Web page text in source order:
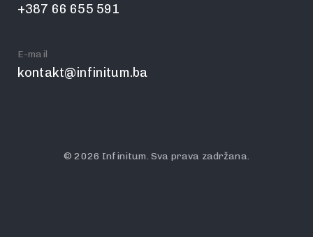
+387 66 655 591
E-mail
kontakt@infinitum.ba
© 2026 Infinitum. Sva prava zadržana.